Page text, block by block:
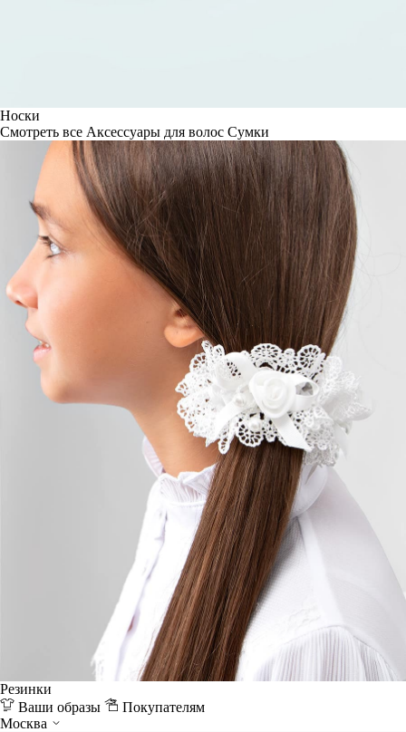
Носки
Смотреть все Аксессуары для волос Сумки
Резинки
Ваши образы
Покупателям
Москва